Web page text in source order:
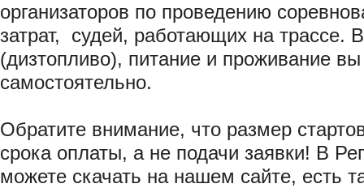
организаторов по проведению
затрат, судей, работающих на трассе.
(дизтопливо), питание и проживание
самостоятельно.
Обратите внимание, что размер
срока оплаты, а не подачи заявки! В
можете скачать на нашем сайте, есть